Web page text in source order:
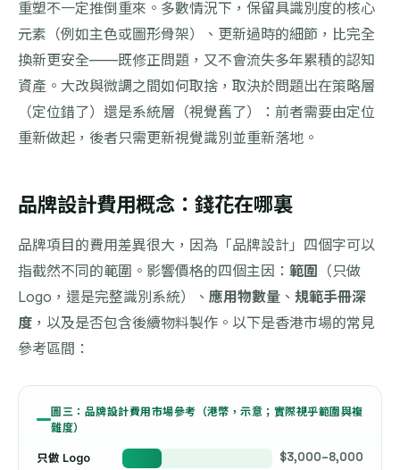
重塑不一定推倒重來。多數情況下，保留具識別度的核心
元素（例如主色或圖形骨架）、更新過時的細節，比完全
換新更安全——既修正問題，又不會流失多年累積的認知
資產。大改與微調之間如何取捨，取決於問題出在策略層
（定位錯了）還是系統層（視覺舊了）：前者需要由定位
重新做起，後者只需更新視覺識別並重新落地。
品牌設計費用概念：錢花在哪裏
品牌項目的費用差異很大，因為「品牌設計」四個字可以
指截然不同的範圍。影響價格的四個主因： 範圍 （只做
Logo，還是完整識別系統）、 應用物數量 、 規範手冊深
度 ，以及是否包含後續物料製作。以下是香港市場的常見
參考區間：
圖三：品牌設計費用市場參考（港幣，示意；實際視乎範圍與複
雜度）
只做 Logo $3,000–8,000